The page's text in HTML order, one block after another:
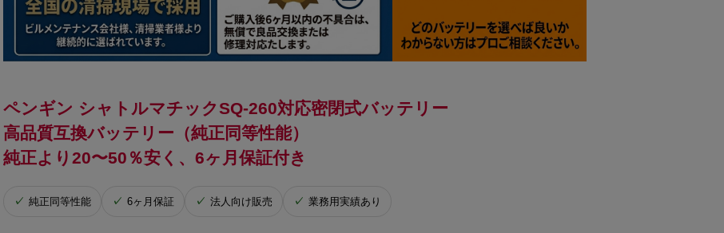
ペンギン シャトルマチックSQ-260対応密閉式バッテリー
高品質互換バッテリー（純正同等性能）
純正より20〜50％安く、6ヶ月保証付き
純正同等性能 6ヶ月保証 法人向け販売 業務用実績あり